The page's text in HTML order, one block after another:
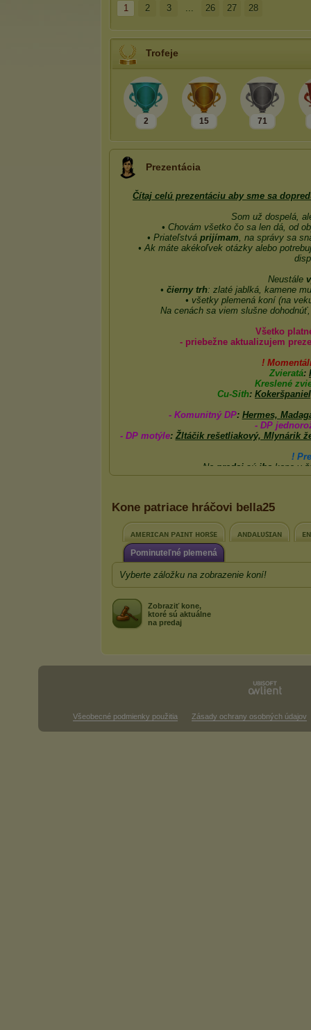
1 2 3 ... 26 27 28
Trofeje
2 15 71
Prezentácia
Kone patriace hráčovi bella25
ᴀᴍᴇʀɪᴄᴀɴ ᴘᴀɪɴᴛ ʜᴏʀꜱᴇ ᴀɴᴅᴀʟᴜꜱɪᴀɴ
Pominuteľné plemená
Vyberte záložku na zobrazenie koní!
Zobraziť kone,
ktoré sú aktuálne
na predaj
Všeobecné podmienky použitia Zásady ochrany osobných údajov